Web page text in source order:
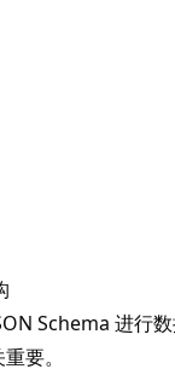
Schema 进行
要。